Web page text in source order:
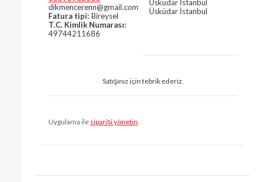
dikmencerenn@gmail.com
Fatura tipi: Bireysel
T.C. Kimlik Numarası:
49744211686
Üsküdar İstanbul
Üsküdar İstanbul
Satışınız için tebrik ederiz.
Uygulama ile siparişi yönetin.